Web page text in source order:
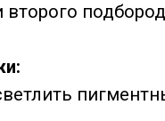
второго